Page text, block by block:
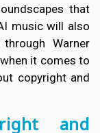
that
music will also
Warner
it comes to
copyright and
and